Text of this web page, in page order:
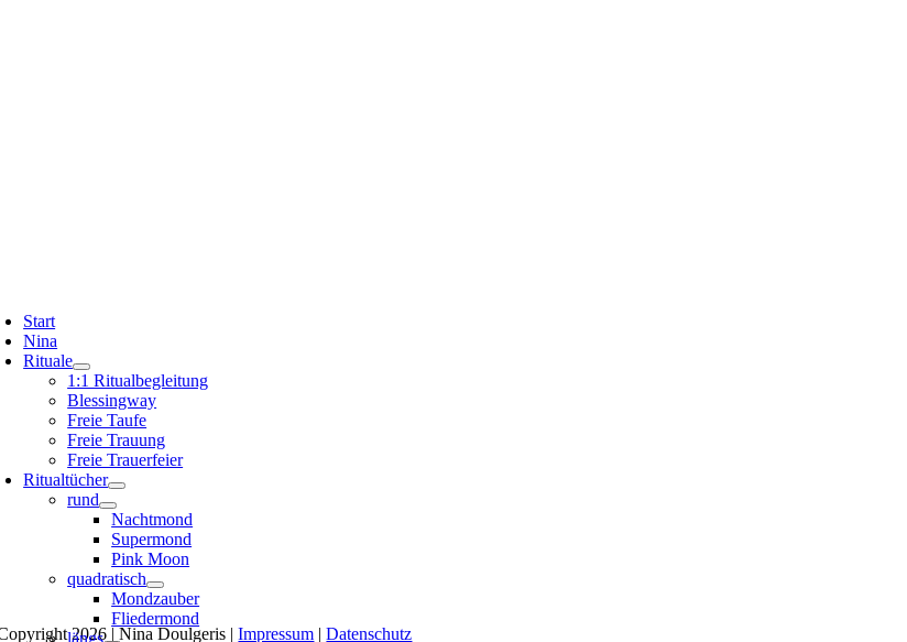
Start
Nina
Rituale
1:1 Ritualbegleitung
Blessingway
Freie Taufe
Freie Trauung
Freie Trauerfeier
Ritualtücher
rund
Nachtmond
Supermond
Pink Moon
quadratisch
Mondzauber
Fliedermond
längs
2026 | Nina Doulgeris |Impressum |Datenschutz